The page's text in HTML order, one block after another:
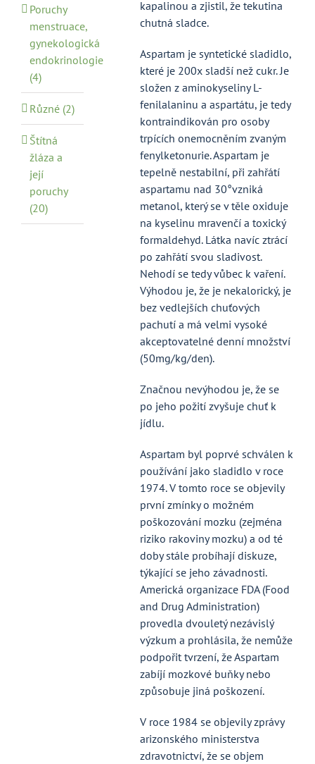
kapalinou a zjistil, že tekutina
chutná sladce.
Aspartam je syntetické sladidlo,
které je 200x sladší než cukr. Je
složen z aminokyseliny L-
fenilalaninu a aspartátu, je tedy
kontraindikován pro osoby
trpících onemocněním zvaným
fenylketonurie. Aspartam je
tepelně nestabilní, při zahřátí
aspartamu nad 30°vzniká
metanol, který se v těle oxiduje
na kyselinu mravenčí a toxický
formaldehyd. Látka navíc ztrácí
po zahřátí svou sladivost.
Nehodí se tedy vůbec k vaření.
Výhodou je, že je nekalorický, je
bez vedlejších chuťových
pachutí a má velmi vysoké
akceptovatelné denní množství
(50mg/kg/den).
Značnou nevýhodou je, že se
po jeho požití zvyšuje chuť k
jídlu.
Aspartam byl poprvé schválen k
používání jako sladidlo v roce
1974. V tomto roce se objevily
první zmínky o možném
poškozování mozku (zejména
riziko rakoviny mozku) a od té
doby stále probíhají diskuze,
týkající se jeho závadnosti.
Americká organizace FDA (Food
and Drug Administration)
provedla dvouletý nezávislý
výzkum a prohlásila, že nemůže
podpořit tvrzení, že Aspartam
zabíjí mozkové buňky nebo
způsobuje jiná poškození.
V roce 1984 se objevily zprávy
arizonského ministerstva
zdravotnictví, že se objem
Poruchy
menstruace,
gynekologická
endokrinologie
(4)
Různé (2)
Štítná
žláza a
její
poruchy
(20)